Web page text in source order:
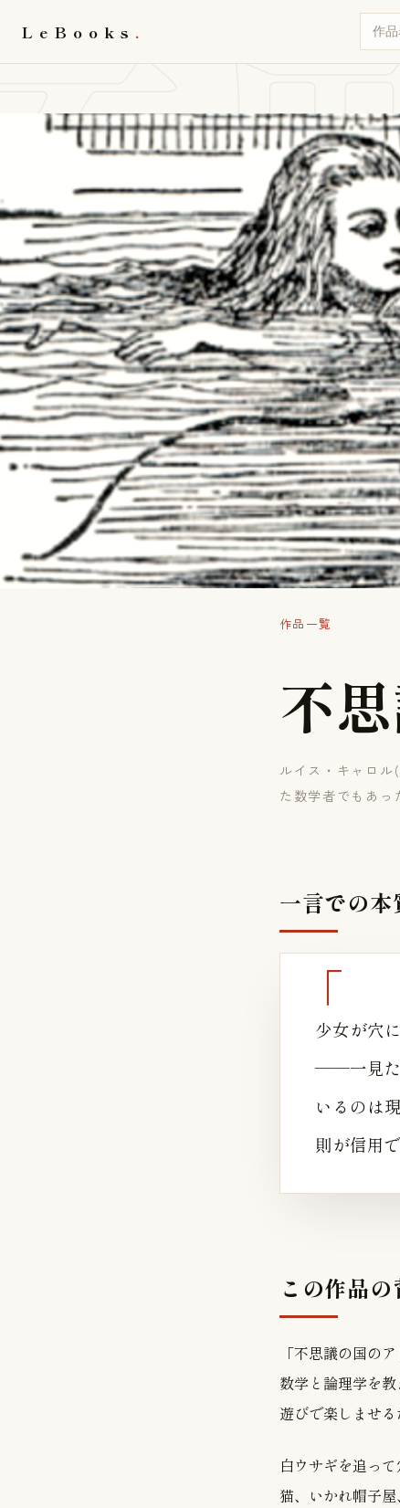
LeBooks
作品一覧
不思
ルイス・キャロ
た数学者でもあっ
一言での本
少女が穴
——一見た
いるのは
則が信用
この作品の
「不思議の国の
数学と論理学を
遊びで楽しませ
白ウサギを追っ
猫、いかれ帽子